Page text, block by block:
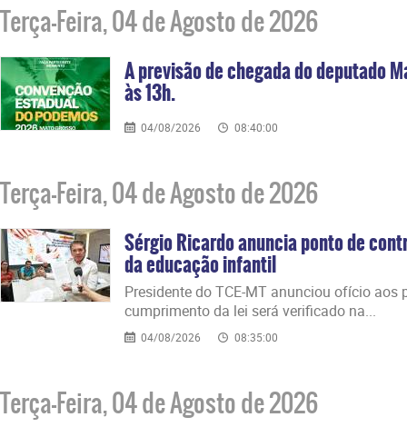
Terça-Feira, 04 de Agosto de 2026
A previsão de chegada do deputado
às 13h.
04/08/2026 08:40:00
Terça-Feira, 04 de Agosto de 2026
Sérgio Ricardo anuncia ponto de
da educação infantil
Presidente do TCE-MT anunciou ofício aos
cumprimento da lei será verificado na...
04/08/2026 08:35:00
Terça-Feira, 04 de Agosto de 2026